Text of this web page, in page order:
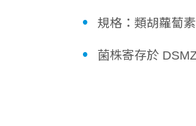
• 規格：類胡蘿蔔素
• 菌株寄存於